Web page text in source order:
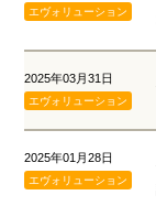
エヴォリューション
2025年03月31日
エヴォリューション
2025年01月28日
エヴォリューション